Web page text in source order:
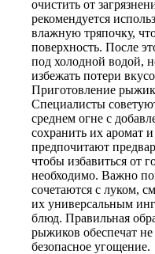
очистить от
рекомендуется
влажную тряпочку,
поверхность. После
под холодной водой,
избежать потери
Приготовление
Специалисты
среднем огне с
сохранить их аромат
предпочитают
чтобы избавиться от
необходимо. Важно
сочетаются с луком,
их универсальным
блюд. Правильная
рыжиков обеспечат
безопасное угощение.